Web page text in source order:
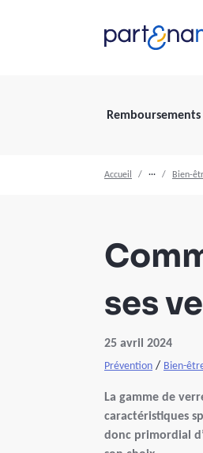
Remboursements
Accueil ··· Bien-
ses
25 avril 2024
Prévention / Bien-
La gamme de
caractéristiques
donc primordial